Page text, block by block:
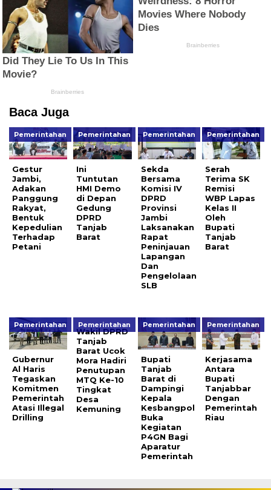
Baca Juga
Pemerintahan
Gestur
Jambi,
Adakan
Panggung
Rakyat,
Bentuk
Kepedulian
Terhadap
Petani
Pemerintahan
Ini
Tuntutan
HMI Demo
di Depan
Gedung
DPRD
Tanjab
Barat
Pemerintahan
Sekda
Bersama
Komisi IV
DPRD
Provinsi
Jambi
Laksanakan
Rapat
Peninjauan
Lapangan
Dan
Pengelolaan
SLB
Pemerintahan
Serah
Terima SK
Remisi
WBP Lapas
Kelas II
Oleh
Bupati
Tanjab
Barat
Pemerintahan
Gubernur
Al Haris
Tegaskan
Komitmen
Pemerintah
Atasi Illegal
Drilling
Pemerintahan
Wakil DPRD
Tanjab
Barat Ucok
Mora Hadiri
Penutupan
MTQ Ke-10
Tingkat
Desa
Kemuning
Pemerintahan
Bupati
Tanjab
Barat di
Dampingi
Kepala
Kesbangpol
Buka
Kegiatan
P4GN Bagi
Aparatur
Pemerintah
Pemerintahan
Kerjasama
Antara
Bupati
Tanjabbar
Dengan
Pemerintah
Riau